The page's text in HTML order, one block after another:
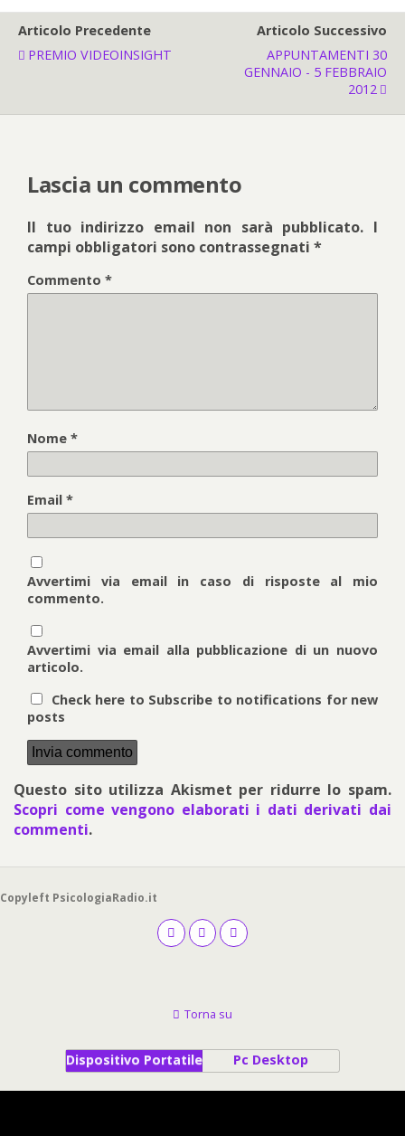
Articolo Precedente
PREMIO VIDEOINSIGHT
Articolo Successivo
APPUNTAMENTI 30
GENNAIO - 5 FEBBRAIO
2012
Lascia un commento
Il tuo indirizzo email non sarà pubblicato. I
campi obbligatori sono contrassegnati *
Commento *
Nome *
Email *
Avvertimi via email in caso di risposte al mio
commento.
Avvertimi via email alla pubblicazione di un nuovo
articolo.
Check here to Subscribe to notifications for new
posts
Questo sito utilizza Akismet per ridurre lo spam.
Scopri come vengono elaborati i dati derivati dai
commenti.
Copyleft PsicologiaRadio.it
Torna su
Dispositivo Portatile Pc Desktop